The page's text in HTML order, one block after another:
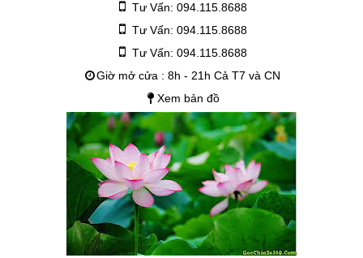
Tư Vấn: 094.115.8688
Tư Vấn: 094.115.8688
Tư Vấn: 094.115.8688
Giờ mở cửa : 8h - 21h Cả T7 và CN
Xem bản đồ